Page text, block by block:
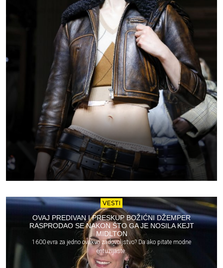
VESTI
OVAJ PREDIVAN I PRESKUP BOŽIĆNI DŽEMPER
RASPRODAO SE NAKON ŠTO GA JE NOSILA KEJT
MIDLTON
1600 evra za jedno ovakvo zadovoljstvo? Da ako pitate modne
entuzijaste.